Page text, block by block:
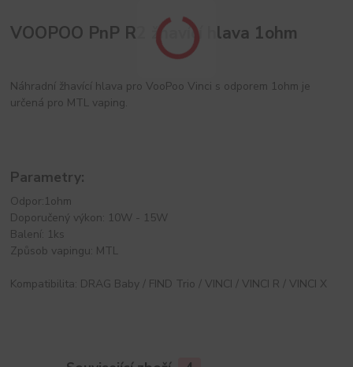
VOOPOO PnP R2 žhavící hlava 1ohm
Náhradní žhavící hlava pro VooPoo Vinci s odporem 1ohm je
určená pro MTL vaping.
Parametry:
Odpor:1ohm
Doporučený výkon: 10W - 15W
Balení: 1ks
Způsob vapingu: MTL
Kompatibilita: DRAG Baby / FIND Trio / VINCI / VINCI R / VINCI X